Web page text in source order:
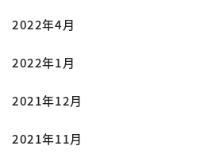
2022年4月
2022年1月
2021年12月
2021年11月